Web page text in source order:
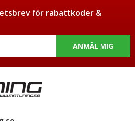
för rabattkoder &
ANMÄL MIG